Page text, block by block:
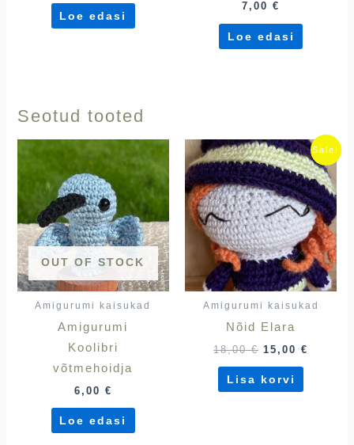
Loe edasi
7,00€
Loe edasi
Seotud tooted
OUT OF STOCK
Amigurumi kaisukad
Amigurumi
Koolibri
võtmehoidja
6,00 €
Loe edasi
Sale!
Amigurumi kaisukad
Nõid Elara
18,00€
Algne
hind
oli:
18,00 €.
15,00€
hind
on:
15,00
Lisa korvi